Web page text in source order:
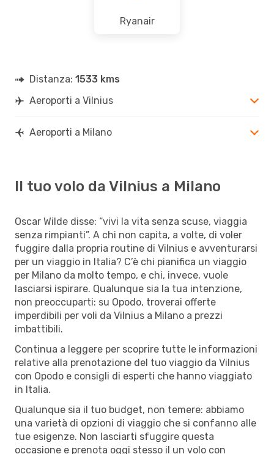
Ryanair
Distanza: 1533 kms
Aeroporti a Vilnius
Aeroporti a Milano
Il tuo volo da Vilnius a Milano
Oscar Wilde disse: “vivi la vita senza scuse, viaggia
senza rimpianti”. A chi non capita, a volte, di voler
fuggire dalla propria routine di Vilnius e avventurarsi
per un viaggio in Italia? C’è chi pianifica un viaggio
per Milano da molto tempo, e chi, invece, vuole
lasciarsi ispirare. Qualunque sia la tua intenzione,
non preoccuparti: su Opodo, troverai offerte
imperdibili per voli da Vilnius a Milano a prezzi
imbattibili.
Continua a leggere per scoprire tutte le informazioni
relative alla prenotazione del tuo viaggio da Vilnius
con Opodo e consigli di esperti che hanno viaggiato
in Italia.
Qualunque sia il tuo budget, non temere: abbiamo
una varietà di opzioni di viaggio che si confanno alle
tue esigenze. Non lasciarti sfuggire questa
occasione e prenota oggi stesso il un volo con